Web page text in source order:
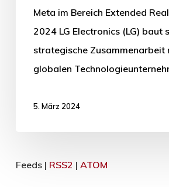
Meta im Bereich Extended
2024 LG Electronics (LG) baut
strategische Zusammenarbeit
globalen
5. März 2024
Feeds | RSS2 | ATOM